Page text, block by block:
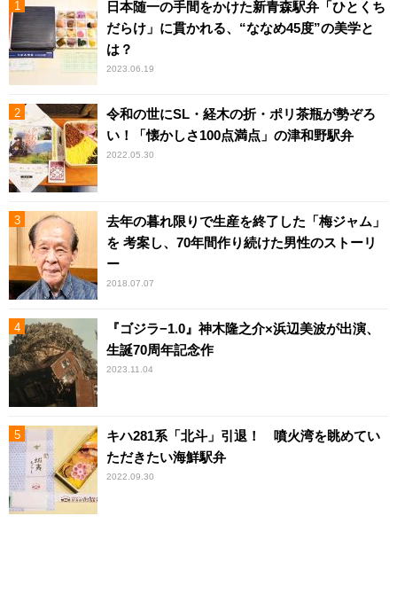
日本随一の手間をかけた新青森駅弁「ひとくち
だらけ」に貫かれる、“ななめ45度”の美学と
は？
2023.06.19
令和の世にSL・経木の折・ポリ茶瓶が勢ぞろ
い！「懐かしさ100点満点」の津和野駅弁
2022.05.30
去年の暮れ限りで生産を終了した「梅ジャム」
を 考案し、70年間作り続けた男性のストーリ
ー
2018.07.07
『ゴジラ−1.0』神木隆之介×浜辺美波が出演、
生誕70周年記念作
2023.11.04
キハ281系「北斗」引退！ 噴火湾を眺めてい
ただきたい海鮮駅弁
2022.09.30